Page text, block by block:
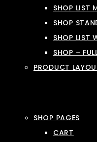
SHOP LIST
SHOP
SHOP LIST
SHOP –
PRODUCT
SHOP PAGES
CART